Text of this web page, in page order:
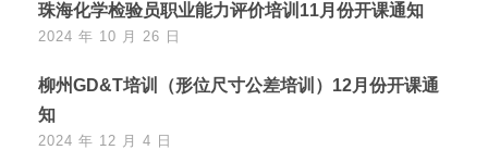
珠海化学检验员职业能力评价培训11月份开课通知
2024 年 10 月 26 日
柳州GD&T培训（形位尺寸公差培训）12月份开课通
知
2024 年 12 月 4 日